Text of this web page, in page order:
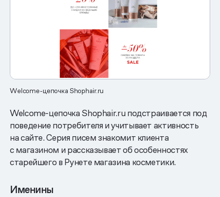
Welcome-цепочка Shophair.ru
Welcome-цепочка Shophair.ru подстраивается под
поведение потребителя и учитывает активность
на сайте. Серия писем знакомит клиента
с магазином и рассказывает об особенностях
старейшего в Рунете магазина косметики.
Именины